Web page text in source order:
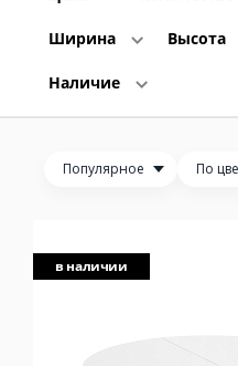
Ширина Высота
Наличие
Популярное По
в наличии